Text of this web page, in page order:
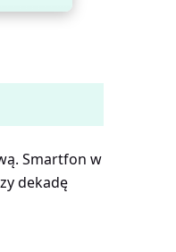
Smartfon w
dekadę